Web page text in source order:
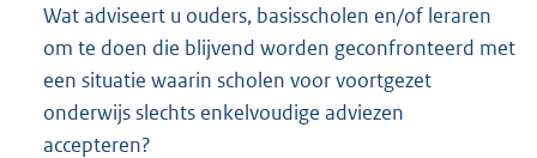
Wat adviseert u ouders, basisscholen en/of leraren
om te doen die blijvend worden geconfronteerd met
een situatie waarin scholen voor voortgezet
onderwijs slechts enkelvoudige adviezen
accepteren?